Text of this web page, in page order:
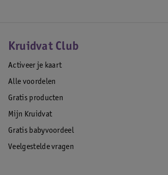
Kruidvat Club
Activeer je kaart
Alle voordelen
Gratis producten
Mijn Kruidvat
Gratis babyvoordeel
Veelgestelde vragen